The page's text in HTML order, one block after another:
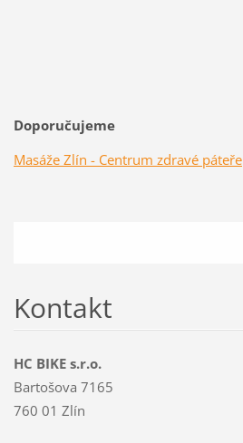
Doporučujeme
Masáže Zlín - Centrum zdravé páteře
Kontakt
HC BIKE s.r.o.
Bartošova 7165
760 01 Zlín